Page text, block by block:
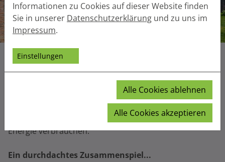
Energiesparhaus
Unsere Partnerunternehmen verstehen ihr Handwerk
und können Ihre Entscheidungen so umsetzten, dass
das Ergebnis in Ihrem Sinn ist und Sie möglichst wenig
Energie verbrauchen.
Ein durchdachtes Zusammenspiel...
Informationen zu Cookies auf dieser Website finden
Sie in unserer Datenschutzerklärung und zu uns im
Impressum.
Einstellungen
Alle Cookies ablehnen
Alle Cookies akzeptieren